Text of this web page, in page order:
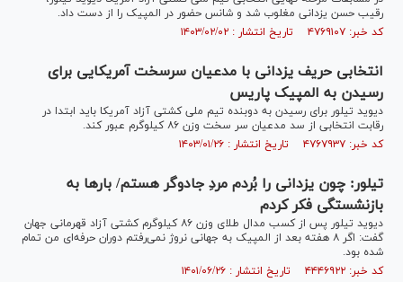
رقیب حسن یزدانی مغلوب شد و شانس حضور در المپیک را از دست داد.
کد خبر: ۴۷۶۹۱۰۷ تاریخ انتشار : ۱۴۰۳/۰۲/۰۲
انتخابی حریف یزدانی با مدعیان سرسخت آمریکایی برای
رسیدن به المپیک پاریس
دیوید تیلور برای رسیدن به دوبنده تیم ملی کشتی آزاد آمریکا باید ابتدا در
رقابت انتخابی از سد مدعیان سر سخت وزن ۸۶ کیلوگرم عبور کند.
کد خبر: ۴۷۶۷۹۳۷ تاریخ انتشار : ۱۴۰۳/۰۱/۲۶
تیلور: چون یزدانی را بُردم مردِ جادوگر هستم/ بارها به
بازنشستگی فکر کردم
دیوید تیلور پس از کسب مدال طلای وزن ۸۶ کیلوگرم کشتی آزاد قهرمانی جهان
گفت: اگر ۸ هفته بعد از المپیک به جهانی نروژ نمی‌رفتم دوران حرفه‌ای من تمام
شده بود.
کد خبر: ۴۴۴۶۹۲۲ تاریخ انتشار : ۱۴۰۱/۰۶/۲۶